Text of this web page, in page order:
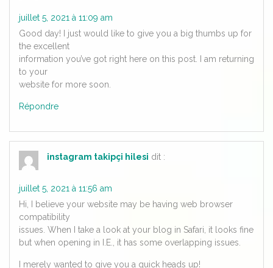
juillet 5, 2021 à 11:09 am
Good day! I just would like to give you a big thumbs up for
the excellent
information you’ve got right here on this post. I am returning
to your
website for more soon.
Répondre
instagram takipçi hilesi dit :
juillet 5, 2021 à 11:56 am
Hi, I believe your website may be having web browser
compatibility
issues. When I take a look at your blog in Safari, it looks fine
but when opening in I.E., it has some overlapping issues.
I merely wanted to give you a quick heads up!